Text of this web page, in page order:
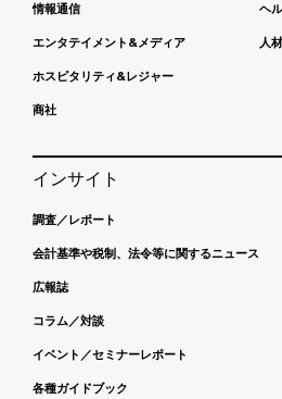
情報通信
エンタテイメント&メディア
ホスピタリティ&レジャー
商社
ヘ
人
インサイト
調査／レポート
会計基準や税制、法令等に関するニュース
広報誌
コラム／対談
イベント／セミナーレポート
各種ガイドブック